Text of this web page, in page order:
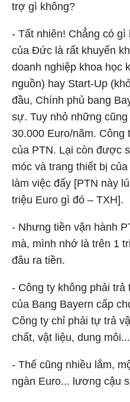
trợ gì không?
- Tất nhiên! Chẳng có
của Đức là rất khuyến
doanh nghiệp khoa học
nguồn) hay Start-Up
đầu, Chính phủ bang
sự. Tuy nhỏ những
30.000 Euro/năm.
của PTN. Lại còn được
móc và trang thiết bị
làm việc đấy [PTN này
triệu Euro gì đó – TXH].
- Nhưng tiền vận hành
mà, mình nhớ là trên 1
đâu ra tiền.
- Công ty không phải trả
của Bang Bayern cấp
Công ty chỉ phải tự trả
chất, vật liệu, dung
- Thế cũng nhiều lắm,
ngàn Euro... lương cậu